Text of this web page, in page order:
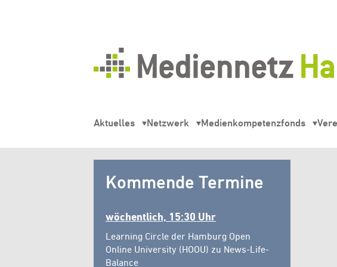
Aktuelles Netzwerk Medienkompetenzfonds
Mediennetz
Hamburg
Kommende Termine
wöchentlich, 15:30 Uhr
Learning Circle der Hamburg Open
Online University (HOOU) zu News-Life-
Balance